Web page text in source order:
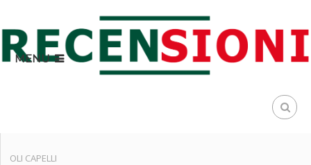
MENU
OLI CAPELLI